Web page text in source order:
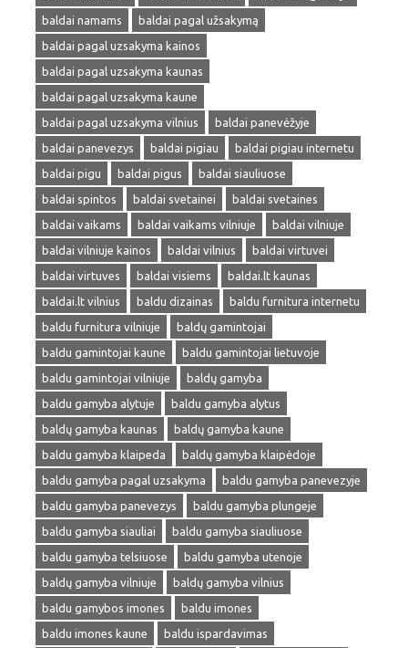
baldai namams
baldai pagal užsakymą
baldai pagal uzsakyma kainos
baldai pagal uzsakyma kaunas
baldai pagal uzsakyma kaune
baldai pagal uzsakyma vilnius
baldai panevėžyje
baldai panevezys
baldai pigiau
baldai pigiau internetu
baldai pigu
baldai pigus
baldai siauliuose
baldai spintos
baldai svetainei
baldai svetaines
baldai vaikams
baldai vaikams vilniuje
baldai vilniuje
baldai vilniuje kainos
baldai vilnius
baldai virtuvei
baldai virtuves
baldai visiems
baldai.lt kaunas
baldai.lt vilnius
baldu dizainas
baldu furnitura internetu
baldu furnitura vilniuje
baldų gamintojai
baldu gamintojai kaune
baldu gamintojai lietuvoje
baldu gamintojai vilniuje
baldų gamyba
baldu gamyba alytuje
baldu gamyba alytus
baldų gamyba kaunas
baldų gamyba kaune
baldu gamyba klaipeda
baldų gamyba klaipėdoje
baldu gamyba pagal uzsakyma
baldu gamyba panevezyje
baldu gamyba panevezys
baldu gamyba plungeje
baldu gamyba siauliai
baldu gamyba siauliuose
baldu gamyba telsiuose
baldu gamyba utenoje
baldų gamyba vilniuje
baldų gamyba vilnius
baldu gamybos imones
baldu imones
baldu imones kaune
baldu ispardavimas